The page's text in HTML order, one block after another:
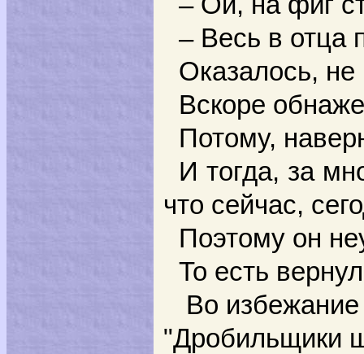
– Весь в отца
Оказалось,
Вскоре
Потому,
И тогда, за
что сейчас,
Поэтому он
То есть
Во
"Дробильщики